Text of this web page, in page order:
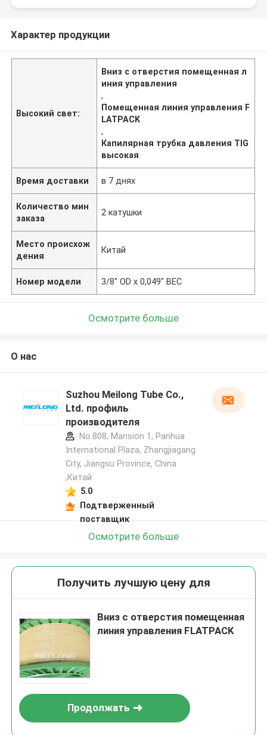
Характер продукции
Высокий свет:
Вниз с отверстия помещенная л
иния управления
,
Помещенная линия управления F
LATPACK
,
Капилярная трубка давления TIG
высокая
Время доставки в 7 днях
Количество мин
заказа
2 катушки
Место происхож
дения
Китай
Номер модели 3/8" OD x 0,049" ВЕС
Осмотрите больше
О нас
Suzhou Meilong Tube Co.,
Ltd. профиль
производителя
No.808, Mansion 1, Panhua
International Plaza, Zhangjiagang
City, Jiangsu Province, China
,Китай
5.0
Подтверженный
поставщик
Осмотрите больше
Получить лучшую цену для
Вниз с отверстия помещенная
линия управления FLATPACK
Продолжать